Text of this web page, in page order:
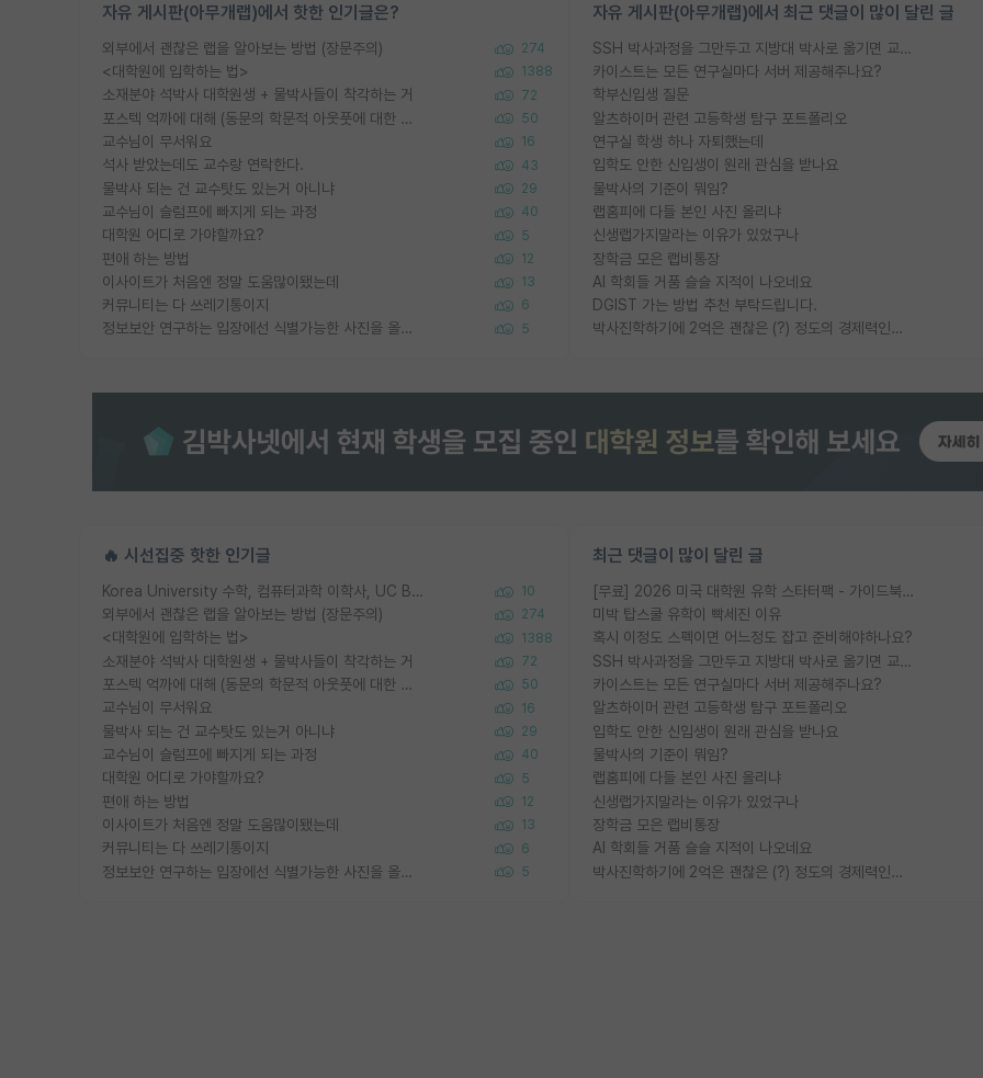
자유 게시판(아무개랩)에서 핫한 인기글은?
외부에서 괜찮은 랩을 알아보는 방법 (장문주의) 274
<대학원에 입학하는 법> 1388
소재분야 석박사 대학원생 + 물박사들이 착각하는 거 72
포스텍 억까에 대해 (동문의 학문적 아웃풋에 대한 반박) 50
교수님이 무서워요 16
석사 받았는데도 교수랑 연락한다. 43
물박사 되는 건 교수탓도 있는거 아니냐 29
교수님이 슬럼프에 빠지게 되는 과정 40
대학원 어디로 가야할까요? 5
편애 하는 방법 12
이사이트가 처음엔 정말 도움많이됐는데 13
커뮤니티는 다 쓰레기통이지 6
정보보안 연구하는 입장에선 식별가능한 사진을 올리는건 비추이긴함 5
자유 게시판(아무개랩)에서 최근 댓글이 많이 달린 글
SSH 박사과정을 그만두고 지방대 박사로 옮기면 교수의 꿈은 끝일까요?
카이스트는 모든 연구실마다 서버 제공해주나요?
학부신입생 질문
알츠하이머 관련 고등학생 탐구 포트폴리오
연구실 학생 하나 자퇴했는데
입학도 안한 신입생이 원래 관심을 받나요
물박사의 기준이 뭐임?
랩홈피에 다들 본인 사진 올리냐
신생랩가지말라는 이유가 있었구나
장학금 모은 랩비통장
AI 학회들 거품 슬슬 지적이 나오네요
DGIST 가는 방법 추천 부탁드립니다.
박사진학하기에 2억은 괜찮은 (?) 정도의 경제력인가요
🔥 시선집중 핫한 인기글
Korea University 수학, 컴퓨터과학 이학사, UC Berkeley 산업공학 대학원 공학박사가 되는 것은 쉽지 않겠죠? 10
외부에서 괜찮은 랩을 알아보는 방법 (장문주의) 274
<대학원에 입학하는 법> 1388
소재분야 석박사 대학원생 + 물박사들이 착각하는 거 72
포스텍 억까에 대해 (동문의 학문적 아웃풋에 대한 반박) 50
교수님이 무서워요 16
물박사 되는 건 교수탓도 있는거 아니냐 29
교수님이 슬럼프에 빠지게 되는 과정 40
대학원 어디로 가야할까요? 5
편애 하는 방법 12
이사이트가 처음엔 정말 도움많이됐는데 13
커뮤니티는 다 쓰레기통이지 6
정보보안 연구하는 입장에선 식별가능한 사진을 올리는건 비추이긴함 5
최근 댓글이 많이 달린 글
[무료] 2026 미국 대학원 유학 스타터팩 - 가이드북 & 합격자 컨택메일 템플릿
미박 탑스쿨 유학이 빡세진 이유
혹시 이정도 스펙이면 어느정도 잡고 준비해야하나요?
SSH 박사과정을 그만두고 지방대 박사로 옮기면 교수의 꿈은 끝일까요?
카이스트는 모든 연구실마다 서버 제공해주나요?
알츠하이머 관련 고등학생 탐구 포트폴리오
입학도 안한 신입생이 원래 관심을 받나요
물박사의 기준이 뭐임?
랩홈피에 다들 본인 사진 올리냐
신생랩가지말라는 이유가 있었구나
장학금 모은 랩비통장
AI 학회들 거품 슬슬 지적이 나오네요
박사진학하기에 2억은 괜찮은 (?) 정도의 경제력인가요